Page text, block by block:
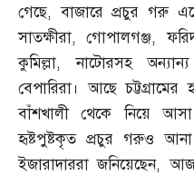
গেছে,বাজারে প্রচুর গরু
সাতক্ষীরা,গোপালগঞ্জ,
কুমিল্লা,নাটোরসহ
বেপারিরা। আছে চট্টগ্রামের
বাঁশখালী থেকে নিয়ে আসা
হৃষ্টপুষ্টকৃত প্রচুর গরুও আনা
ইজারাদাররা জনিয়েছেন,আজ